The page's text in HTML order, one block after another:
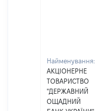
Найменування:
АКЦІОНЕРНЕ
ТОВАРИСТВО
"ДЕРЖАВНИЙ
ОЩАДНИЙ